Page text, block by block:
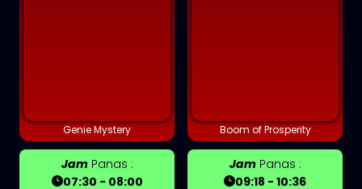
Genie Mystery
JamPanas :
07:30 - 08:00
Boom of Prosperity
JamPanas :
09:18 - 10:36